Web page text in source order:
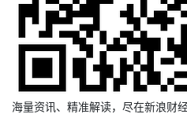
海量资讯、精准解读，尽在新浪财